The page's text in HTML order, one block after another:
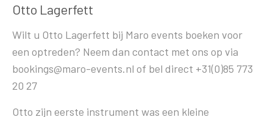
Otto Lagerfett
Wilt u Otto Lagerfett bij Maro events boeken voor
een optreden? Neem dan contact met ons op via
bookings@maro-events.nl of bel direct +31(0)85 773
20 27
Otto zijn eerste instrument was een kleine